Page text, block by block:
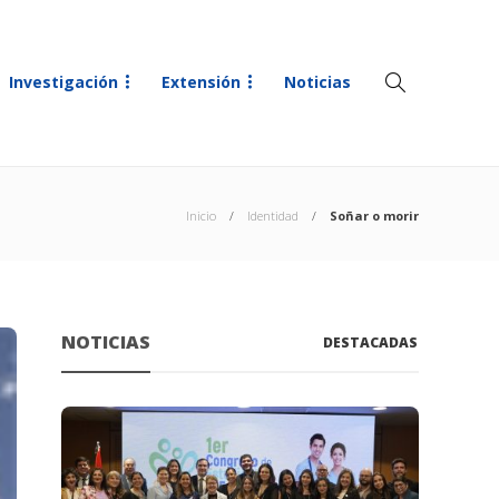
Investigación Extensión Noticias
Inicio Identidad Soñar o morir
NOTICIAS DESTACADAS